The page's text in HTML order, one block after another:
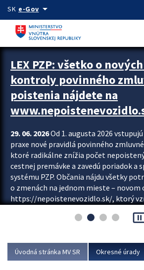
Preskocit na hlavný obsah
SK e-Govarrow_drop_down
Zastavit automatický posun upútavok
LEX PZP: všetko o
kontroly povinného
poistenia nájdete na
29. 06. 2026Od 1. augusta 2026
praxe nové pravidlá povinného
ktoré radikálne znížia počet
cestnej premávke a zavedú poriadok a
systému PZP. Občania nájdu všetky
o zmenách na jednom mieste –
https://nepoistenevozidlo.sk/, ktorý
asociácie poisťovní (SLASPO) a
Viac
Úvodná stránka MV SR Okresné úrady